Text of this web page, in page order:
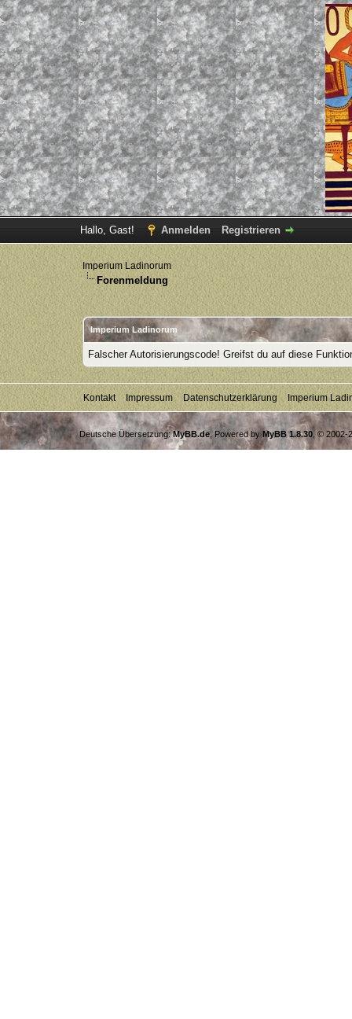
Hallo, Gast! Anmelden Registrieren
Imperium Ladinorum
Forenmeldung
Imperium Ladinorum
Falscher Autorisierungscode! Greifst du auf diese
Kontakt Impressum Datenschutzerklärung Imperium
Deutsche Übersetzung:MyBB.de, Powered byMyBB 1.8.30, © 2002-